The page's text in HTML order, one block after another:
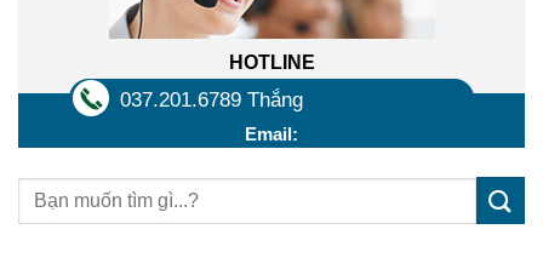
HOTLINE
037.201.6789 Thắng
Email: